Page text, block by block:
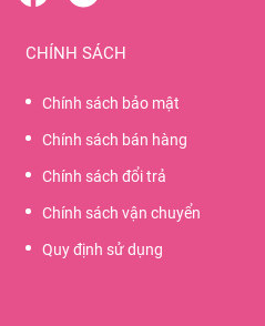
CHÍNH SÁCH
Chính sách bảo mật
Chính sách bán hàng
Chính sách đổi trả
Chính sách vận chuyển
Quy định sử dụng